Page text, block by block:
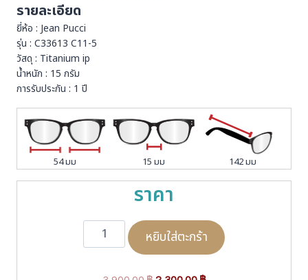
รายละเอียด
ยี่ห้อ : Jean Pucci
รุ่น : C33613 C11-5
วัสดุ : Titanium ip
น้ำหนัก : 15 กรัม
การรับประกัน : 1 ปี
54 มม 15 มม 142 มม
ราคา
จำ
หยิบใส่ตะกร้า